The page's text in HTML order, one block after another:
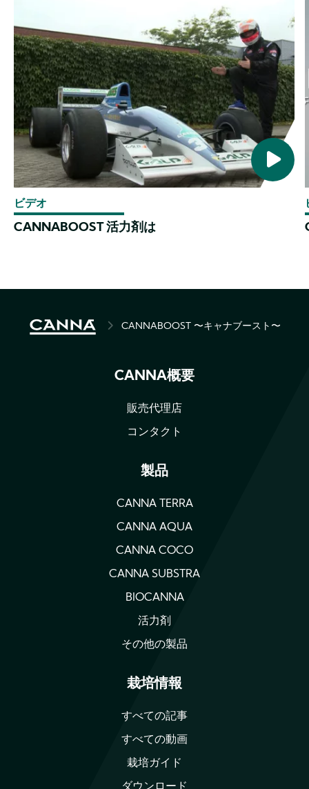
ビデオ
CANNABOOST 活力剤は
BREADCRUMBCANNABOOST 〜キャナブースト〜
CANNA概要
販売代理店
コンタクト
製品
CANNA TERRA
CANNA AQUA
CANNA COCO
CANNA SUBSTRA
BIOCANNA
活力剤
その他の製品
栽培情報
すべての記事
すべての動画
栽培ガイド